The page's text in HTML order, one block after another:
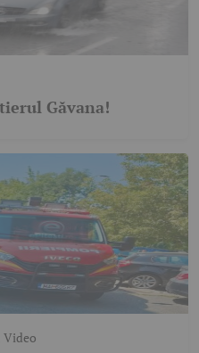
Găvana!
Video